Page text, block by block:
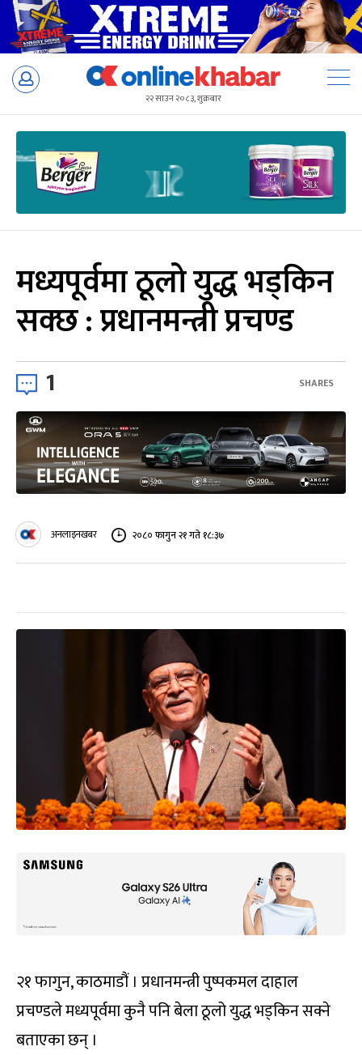
Skip
२२ साउन २०८३, शुक्रबार
मध्यपूर्वमा ठूलो युद्ध भड्किन
सक्छ : प्रधानमन्त्री प्रचण्ड
1 SHARES
अनलाइनखबर २०८० फागुन २१ गते १८:३७
२१ फागुन, काठमाडौं । प्रधानमन्त्री पुष्पकमल दाहाल
प्रचण्डले मध्यपूर्वमा कुनै पनि बेला ठूलो युद्ध भड्किन सक्ने
बताएका छन् ।